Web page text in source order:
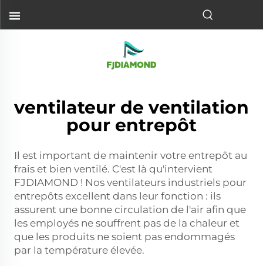
ventilateur de ventilation
pour entrepôt
Il est important de maintenir votre entrepôt au
frais et bien ventilé. C'est là qu'intervient
FJDIAMOND ! Nos ventilateurs industriels pour
entrepôts excellent dans leur fonction : ils
assurent une bonne circulation de l'air afin que
les employés ne souffrent pas de la chaleur et
que les produits ne soient pas endommagés
par la température élevée.